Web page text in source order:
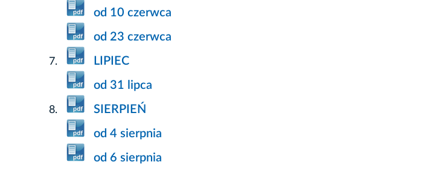
od 10 czerwca
od 23 czerwca
LIPIEC
od 31 lipca
SIERPIEŃ
od 4 sierpnia
od 6 sierpnia